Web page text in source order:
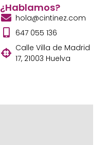
¿Hablamos?
hola@cintinez.com
647 055 136
Calle Villa de Madrid
17, 21003 Huelva